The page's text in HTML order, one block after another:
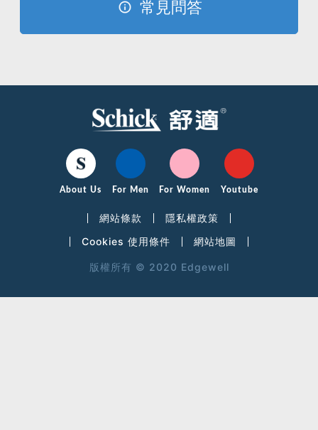
常見問答
About Us For Men For Women Youtube
網站條款
隱私權政策
Cookies 使用條件
網站地圖
版權所有 © 2020 Edgewell